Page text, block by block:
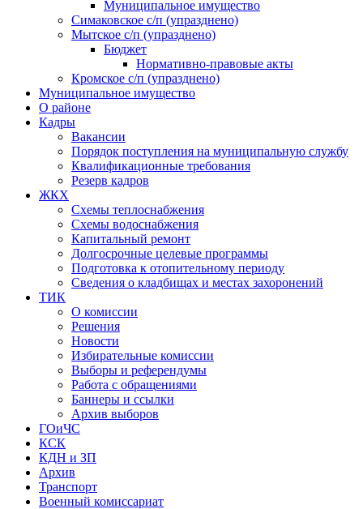
Муниципальное имущество
Симаковское с/п (упразднено)
Мытское с/п (упразднено)
Бюджет
Нормативно-правовые акты
Кромское с/п (упразднено)
Муниципальное имущество
О районе
Кадры
Вакансии
Порядок поступления на муниципальную службу
Квалификационные требования
Резерв кадров
ЖКХ
Схемы теплоснабжения
Схемы водоснабжения
Капитальный ремонт
Долгосрочные целевые программы
Подготовка к отопительному периоду
Сведения о кладбищах и местах захоронений
ТИК
О комиссии
Решения
Новости
Избирательные комиссии
Выборы и референдумы
Работа с обращениями
Баннеры и ссылки
Архив выборов
ГОиЧС
КСК
КДН и ЗП
Архив
Транспорт
Военный комиссариат